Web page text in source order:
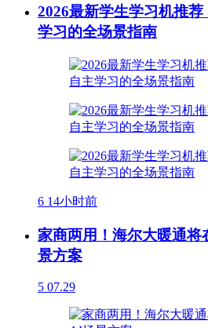
2026最新学生学习机推
学习的全场景指南
6 14小时前
家商两用！海尔大暖通
景方案
5 07.29